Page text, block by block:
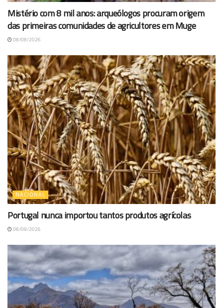
Mistério com 8 mil anos: arqueólogos procuram origem
das primeiras comunidades de agricultores em Muge
08/08/2026
NACIONAL
Portugal nunca importou tantos produtos agrícolas
08/08/2026